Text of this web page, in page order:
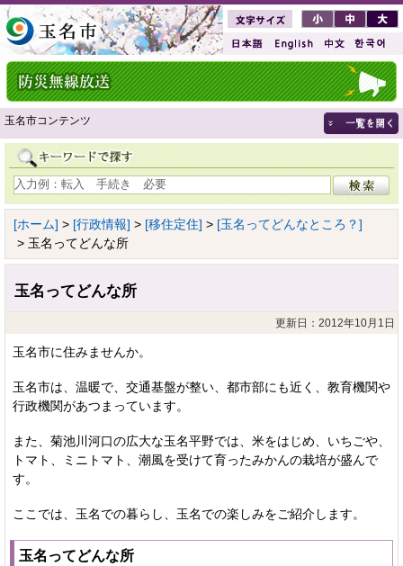
玉名市コンテンツ
[ホーム] > [行政情報] > [移住定住] > [玉名ってどんなところ？]
> 玉名ってどんな所
玉名ってどんな所
更新日：2012年10月1日
玉名市に住みませんか。
玉名市は、温暖で、交通基盤が整い、都市部にも近く、教育機関や
行政機関があつまっています。
また、菊池川河口の広大な玉名平野では、米をはじめ、いちごや、
トマト、ミニトマト、潮風を受けて育ったみかんの栽培が盛んで
す。
ここでは、玉名での暮らし、玉名での楽しみをご紹介します。
玉名ってどんな所